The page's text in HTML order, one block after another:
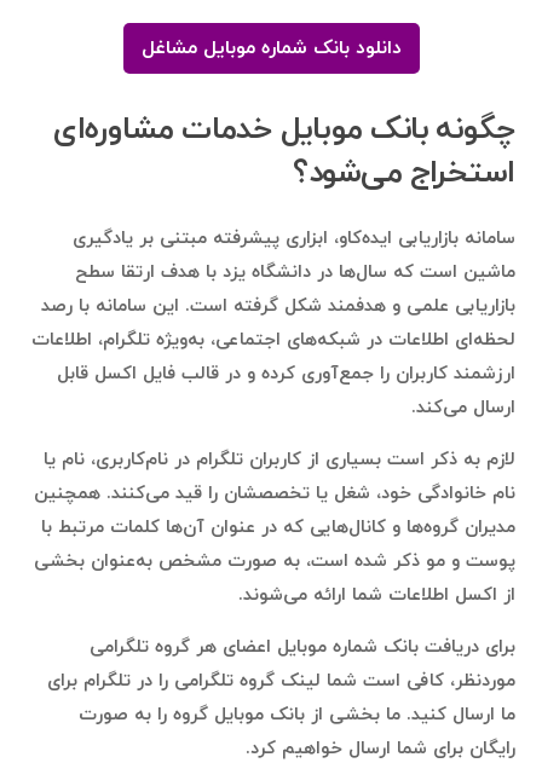
دانلود بانک شماره موبایل مشاغل
چگونه بانک موبایل خدمات مشاوره‌ای
استخراج می‌شود؟
سامانه بازاریابی ایده‌کاو، ابزاری پیشرفته مبتنی بر یادگیری
ماشین است که سال‌ها در دانشگاه یزد با هدف ارتقا سطح
بازاریابی علمی و هدفمند شکل گرفته است. این سامانه با رصد
لحظه‌ای اطلاعات در شبکه‌های اجتماعی، به‌ویژه تلگرام، اطلاعات
ارزشمند کاربران را جمع‌آوری کرده و در قالب فایل اکسل قابل
ارسال می‌کند.
لازم به ذکر است بسیاری از کاربران تلگرام در نام‌کاربری، نام یا
نام خانوادگی خود، شغل یا تخصصشان را قید می‌کنند. همچنین
مدیران گروه‌ها و کانال‌هایی که در عنوان آن‌ها کلمات مرتبط با
پوست و مو ذکر شده است، به صورت مشخص به‌عنوان بخشی
از اکسل اطلاعات شما ارائه می‌شوند.
برای دریافت بانک شماره موبایل اعضای هر گروه تلگرامی
موردنظر، کافی است شما لینک گروه تلگرامی را در تلگرام برای
ما ارسال کنید. ما بخشی از بانک موبایل گروه را به صورت
رایگان برای شما ارسال خواهیم کرد.